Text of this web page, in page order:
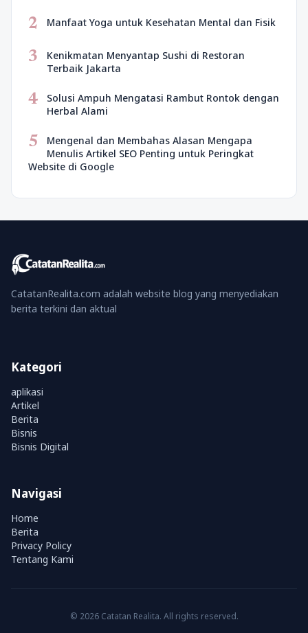
2 Manfaat Yoga untuk Kesehatan Mental dan Fisik
3
Kenikmatan Menyantap Sushi di Restoran
Terbaik Jakarta
4
Solusi Ampuh Mengatasi Rambut Rontok dengan
Herbal Alami
5
Mengenal dan Membahas Alasan Mengapa
Menulis Artikel SEO Penting untuk Peringkat
Website di Google
CatatanRealita.com adalah website blog yang menyediakan
berita terkini dan aktual
Kategori
aplikasi
Artikel
Berita
Bisnis
Bisnis Digital
Navigasi
Home
Berita
Privacy Policy
Tentang Kami
© 2026 Catatan Realita. All rights reserved.